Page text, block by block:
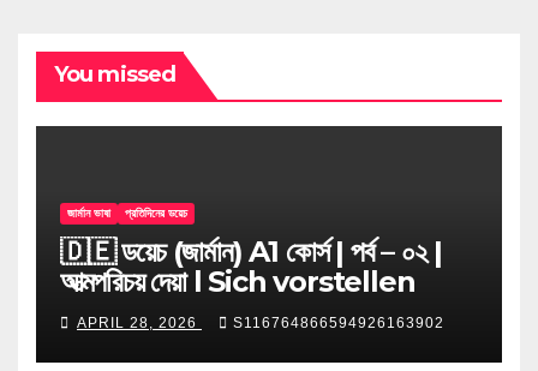
You missed
জার্মান ভাষা প্রতিদিনের ডয়েচ
🇩🇪 ডয়েচ (জার্মান) A1 কোর্স | পর্ব – ০২ |
আত্মপরিচয় দেয়া l Sich vorstellen
APRIL 28, 2026 S116764866594926163902